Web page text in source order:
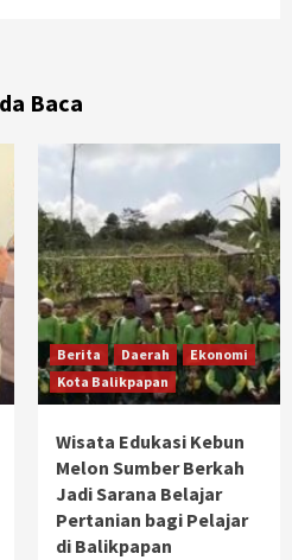
Baca
Berita Daerah
Ekonomi
Kota Balikpapan
Wisata Edukasi Kebun
Melon Sumber Berkah
Jadi Sarana Belajar
Pertanian bagi Pelajar
di Balikpapan